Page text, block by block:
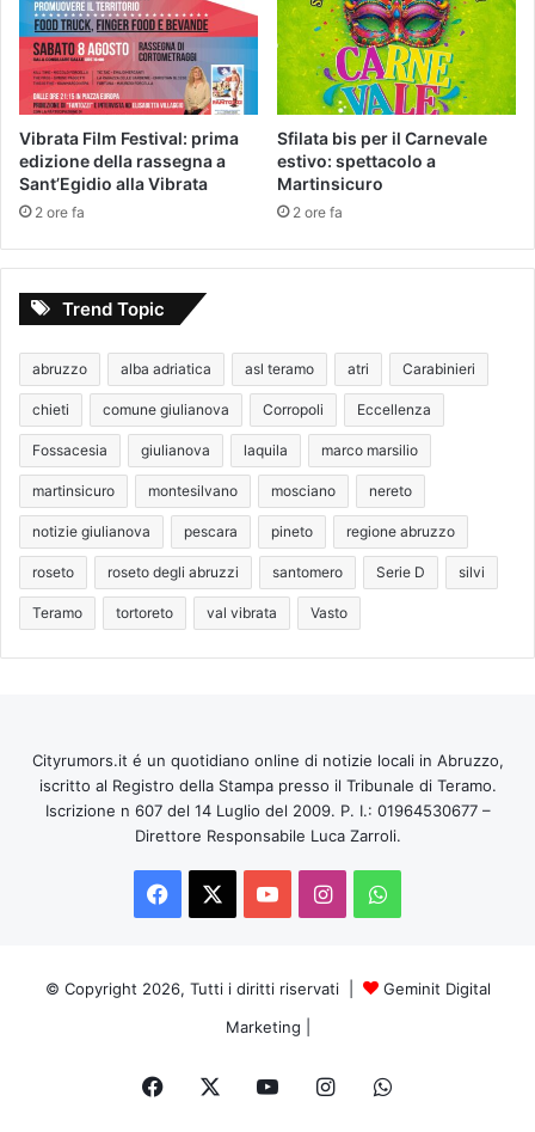
Vibrata Film Festival: prima
edizione della rassegna a
Sant’Egidio alla Vibrata
2 ore fa
Sfilata bis per il Carnevale
estivo: spettacolo a
Martinsicuro
2 ore fa
Trend Topic
abruzzo alba adriatica asl teramo atri Carabinieri
chieti comune giulianova Corropoli Eccellenza
Fossacesia giulianova laquila marco marsilio
martinsicuro montesilvano mosciano nereto
notizie giulianova pescara pineto regione abruzzo
roseto roseto degli abruzzi santomero Serie D silvi
Teramo tortoreto val vibrata Vasto
Cityrumors.it é un quotidiano online di notizie locali in Abruzzo,
iscritto al Registro della Stampa presso il Tribunale di Teramo.
Iscrizione n 607 del 14 Luglio del 2009. P. I.: 01964530677 –
Direttore Responsabile Luca Zarroli.
Facebook
You InstagramWhatsApp
© Copyright 2026, Tutti i diritti riservati |
Geminit Digital
Marketing
Facebook InstagramWhatsApp